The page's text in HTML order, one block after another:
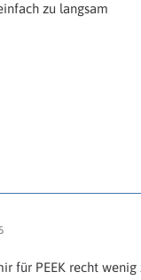
zu langsam
für PEEK recht wenig